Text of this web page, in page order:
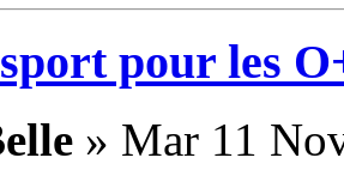
pour les
» Mar 11